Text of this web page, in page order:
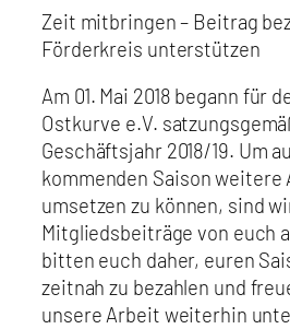
Zeit mitbringen – Beitrag
Förderkreis unterstützen
Am 01. Mai 2018 begann für
Ostkurve e.V.
Geschäftsjahr 2018/19. Um
kommenden Saison weitere
umsetzen zu können, sind
Mitgliedsbeiträge von euch
bitten euch daher, euren
zeitnah zu bezahlen und
unsere Arbeit weiterhin